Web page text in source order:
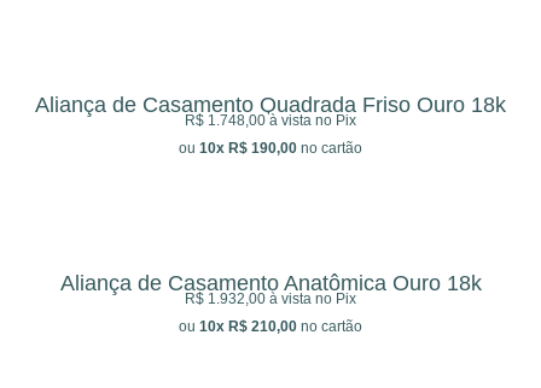
Aliança de Casamento Quadrada Friso Ouro 18k
R$ 1.748,00 à vista no Pix
ou 10x R$ 190,00 no cartão
Aliança de Casamento Anatômica Ouro 18k
R$ 1.932,00 à vista no Pix
ou 10x R$ 210,00 no cartão